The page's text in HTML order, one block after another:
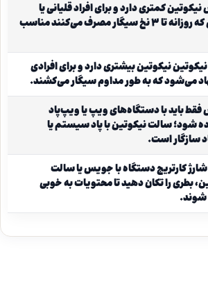
کمتری دارد و برای افراد قلیانی یا
کسانی که روزانه تا ۳ نخ سیگار مصرف می‌کنند مناسب
نیکوتین بیشتری دارد و برای افرادی
می‌شود که به طور مداوم سیگار می‌کشند.
باید با دستگاه‌های ویپ یا ویپ‌پاد
شود؛ سالت نیکوتین با پاد سیستم یا
سازگار است.
شارژ کارتریج دستگاه با جویس یا سالت
بطری را تکان دهید تا محتویات به خوبی
شوند.